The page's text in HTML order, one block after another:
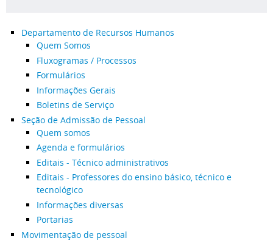
Departamento de Recursos Humanos
Quem Somos
Fluxogramas / Processos
Formulários
Informações Gerais
Boletins de Serviço
Seção de Admissão de Pessoal
Quem somos
Agenda e formulários
Editais - Técnico administrativos
Editais - Professores do ensino básico, técnico e
tecnológico
Informações diversas
Portarias
Movimentação de pessoal